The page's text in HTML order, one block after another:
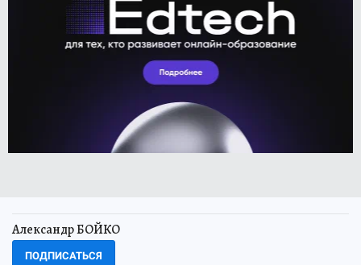
Александр БОЙКО
ПОДПИСАТЬСЯ